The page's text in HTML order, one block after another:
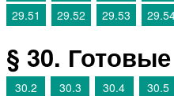
29.51
29.52 29.53
§ 30.
30.2
30.3 30.4 30.5